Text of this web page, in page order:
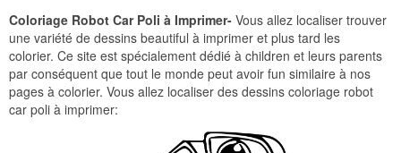
Coloriage Robot Car Poli à Imprimer- Vous allez localiser trouver
une variété de dessins beautiful à imprimer et plus tard les
colorier. Ce site est spécialement dédié à children et leurs parents
par conséquent que tout le monde peut avoir fun similaire à nos
pages à colorier. Vous allez localiser des dessins coloriage robot
car poli à imprimer: